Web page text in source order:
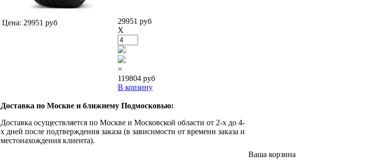
Цена: 29951 руб
29951 руб
X
=
119804 руб
В корзину
Доставка по Москве и ближнему Подмосковью:
Доставка осуществляется по Москве и Московской области от 2-х до 4-
х дней после подтверждения заказа (в зависимости от времени заказа и
местонахождения клиента).
Ваша корзина